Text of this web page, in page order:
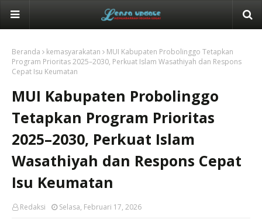
Beranda kemasyarakatan
MUI Kabupaten Probolinggo Tetapkan
Program Prioritas 2025–2030, Perkuat Islam Wasathiyah dan Respons
Cepat Isu Keumatan
MUI Kabupaten Probolinggo
Tetapkan Program Prioritas
2025–2030, Perkuat Islam
Wasathiyah dan Respons Cepat
Isu Keumatan
Redaksi Selasa, Februari 17, 2026